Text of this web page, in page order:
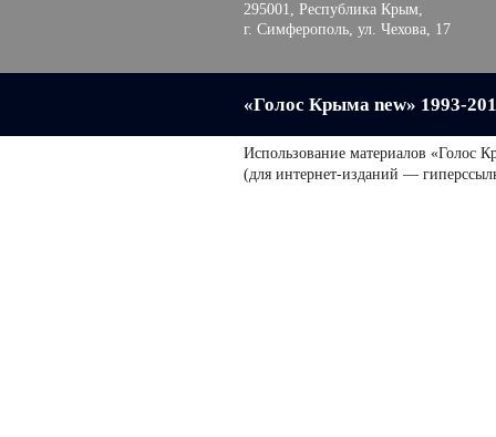
295001, Республика Крым,
г. Симферополь, ул. Чехова, 17
«Голос Крыма new» 1993-
Использование материалов «Голос
(для интернет-изданий —